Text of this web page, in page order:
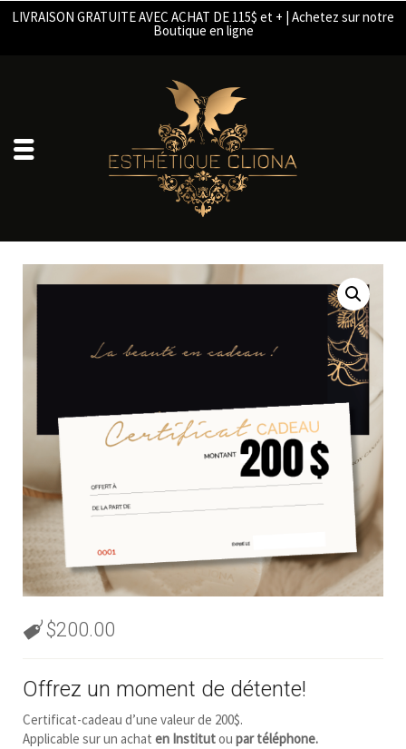
LIVRAISON GRATUITE AVEC ACHAT DE 115$ et + | Achetez sur notre
Boutique en ligne
$200.00
Offrez un moment de détente!
Certificat-cadeau d’une valeur de 200$.
Applicable sur un achat en Institutou par téléphone.